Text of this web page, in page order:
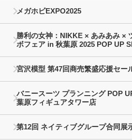
メガホビEXPO2025
勝利の女神：NIKKE × あみあみ ×
ボフェア in 秋葉原 2025 POP UP
宮沢模型 第47回商売繁盛応援セー
バニースーツ プランニング POP
葉原フィギュアタワー店
第12回 ネイティブグループ合同展